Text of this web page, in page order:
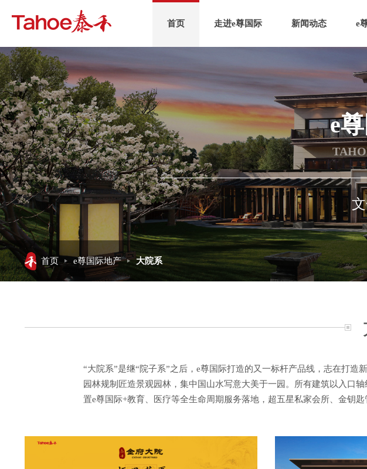
首页 走进e尊国际 新闻动态 e
e
首页 e尊国际地产 大院系
“大院系”是继“院子系”之后，e尊国际打造的又一标杆产品线，志在打
园林规制匠造景观园林，集中国山水写意大美于一园。所有建筑以入口
置e尊国际+教育、医疗等全生命周期服务落地，超五星私家会所、金钥